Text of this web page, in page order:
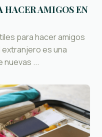
HACER AMIGOS EN
para hacer amigos
es una
nuevas ...